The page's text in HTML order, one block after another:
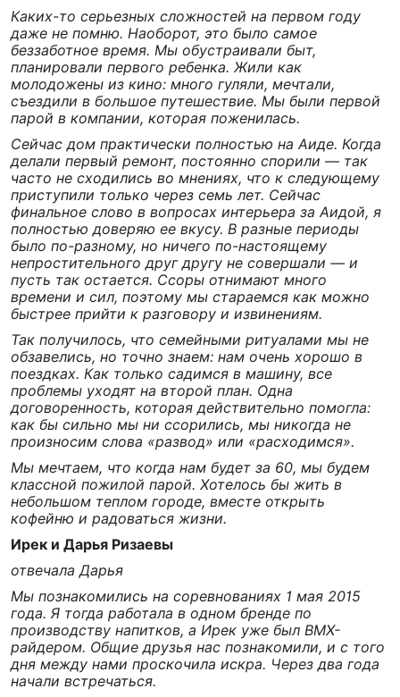
Каких-то серьезных сложностей на первом году
даже не помню. Наоборот, это было самое
беззаботное время. Мы обустраивали быт,
планировали первого ребенка. Жили как
молодожены из кино: много гуляли, мечтали,
съездили в большое путешествие. Мы были первой
парой в компании, которая поженилась.
Сейчас дом практически полностью на Аиде. Когда
делали первый ремонт, постоянно спорили — так
часто не сходились во мнениях, что к следующему
приступили только через семь лет. Сейчас
финальное слово в вопросах интерьера за Аидой, я
полностью доверяю ее вкусу. В разные периоды
было по-разному, но ничего по-настоящему
непростительного друг другу не совершали — и
пусть так остается. Ссоры отнимают много
времени и сил, поэтому мы стараемся как можно
быстрее прийти к разговору и извинениям.
Так получилось, что семейными ритуалами мы не
обзавелись, но точно знаем: нам очень хорошо в
поездках. Как только садимся в машину, все
проблемы уходят на второй план. Одна
договоренность, которая действительно помогла:
как бы сильно мы ни ссорились, мы никогда не
произносим слова «развод» или «расходимся».
Мы мечтаем, что когда нам будет за 60, мы будем
классной пожилой парой. Хотелось бы жить в
небольшом теплом городе, вместе открыть
кофейню и радоваться жизни.
Ирек и Дарья Ризаевы
отвечала Дарья
Мы познакомились на соревнованиях 1 мая 2015
года. Я тогда работала в одном бренде по
производству напитков, а Ирек уже был BMX-
райдером. Общие друзья нас познакомили, и с того
дня между нами проскочила искра. Через два года
начали встречаться.